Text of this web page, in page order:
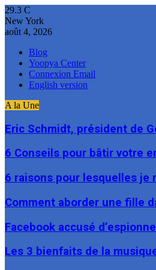
29.3 C
New York
août 4, 2026
Blog
Yoopya Center
Connexion Email
English version
A la Une
Eric Schmidt, président de
6 Conseils pour bâtir votre
6 raisons pour lesquelles je
Comment aborder une fille
Facebook accusé
Les 3 bienfaits de la